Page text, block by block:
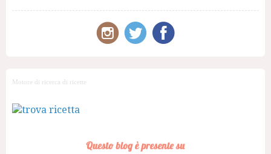
Motore di ricerca di ricette